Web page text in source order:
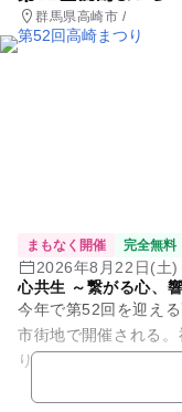
群馬県高崎市 /
まもなく開催 完全無料
2026年8月22日(土
心共生 ～繋がる心、
今年で第52回を迎え
市街地で開催される
りに加え、様々な催し